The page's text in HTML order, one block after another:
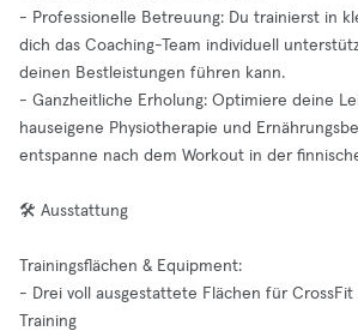
- Professionelle Betreuung: Du trainierst in
dich das Coaching-Team individuell
deinen Bestleistungen führen kann.
- Ganzheitliche Erholung: Optimiere deine
hauseigene Physiotherapie und
entspanne nach dem Workout in der
🛠️ Ausstattung
Trainingsflächen & Equipment:
- Drei voll ausgestattete Flächen für
Training